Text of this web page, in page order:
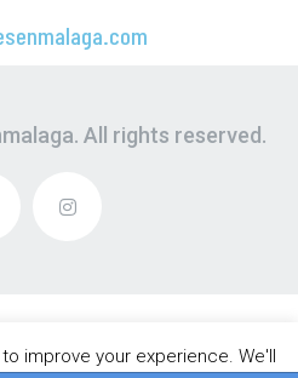
All rights reserved.
improve your experience. We'll